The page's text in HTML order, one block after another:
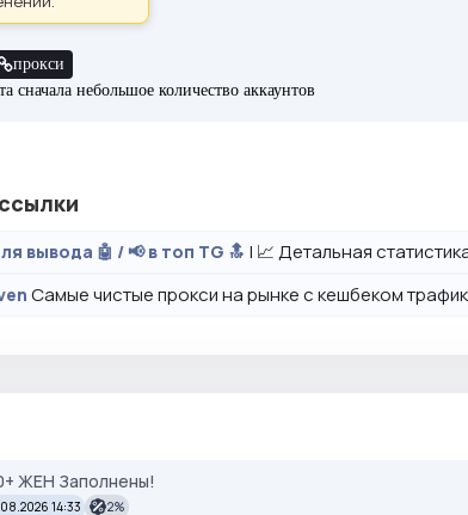
покупке:
прокси
сначала небольшое количество аккаунтов
вывода 🤖 / 📢 в топ TG 🔝 | 📈 Детальная
Самые чистые прокси на рынке с кешбеком
ЖЕН Заполнены!
14:33 2%